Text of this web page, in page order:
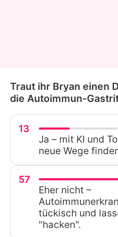
Traut ihr Bryan einen
die Autoimmun-
13
Ja – mit KI und
neue Wege
57
Eher nicht –
tückisch und
"hacken".